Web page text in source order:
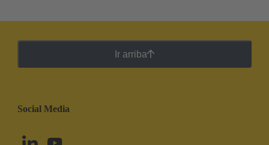
Ir arriba
Social Media